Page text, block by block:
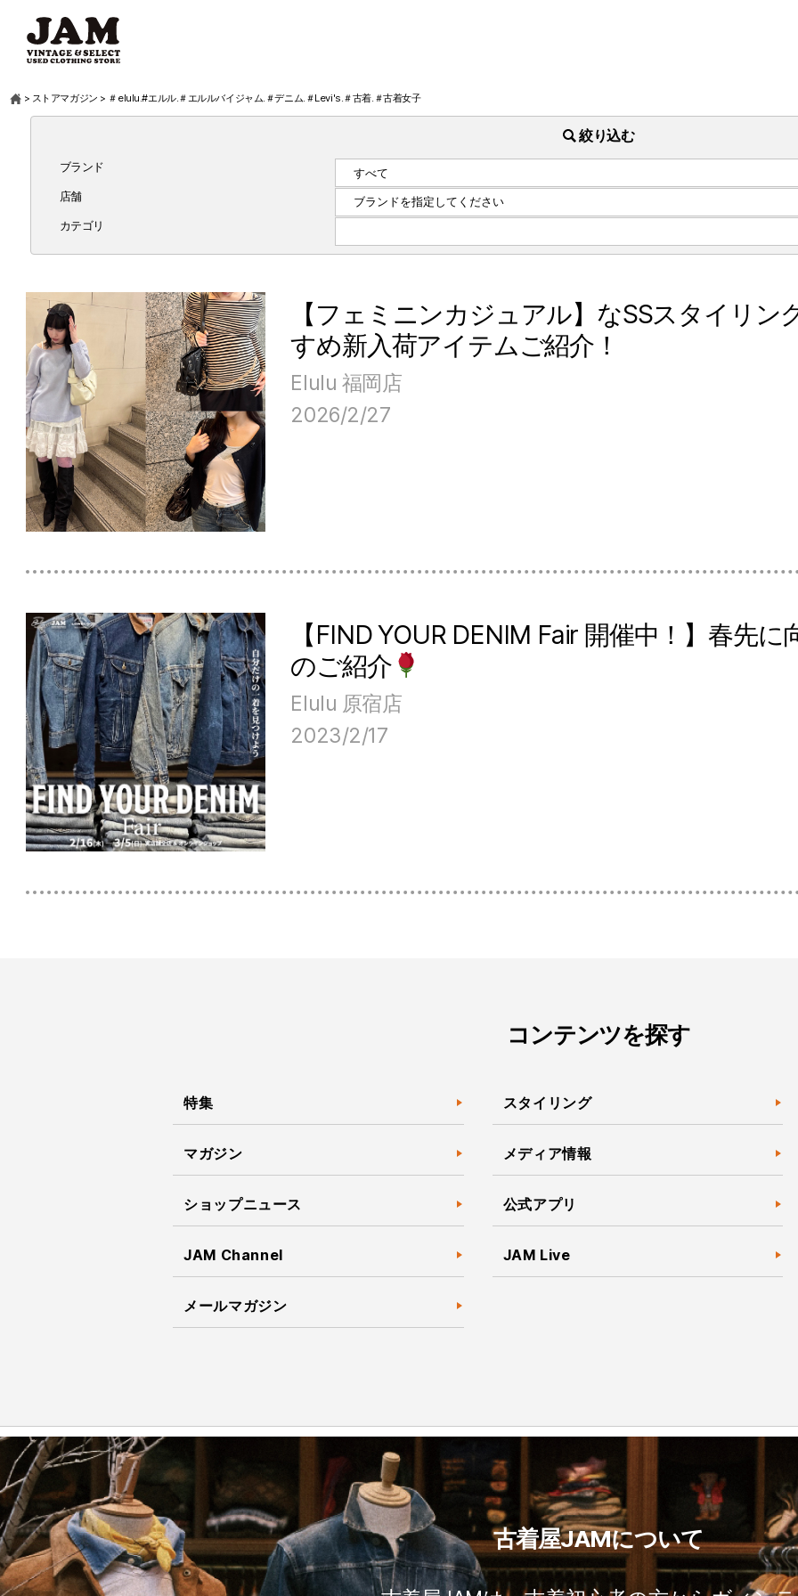
> ストアマガジン > ＃elulu.#エルル.＃エルルバイジャム.＃デニム.＃Levi's.＃古着.＃古着女子
絞り込む
ブランド
店舗
カテゴリ
【フェミニンカジュアル】なSSスタイリン
すめ新入荷アイテムご紹介！
Elulu 福岡店
2026/2/27
【FIND YOUR DENIM Fair 開催中！】春先
のご紹介
Elulu 原宿店
2023/2/17
コンテンツを探す
特集 スタイリング
マガジン メディア情報
ショップニュース 公式アプリ
JAM Channel JAM Live
メールマガジン
古着屋JAMについて